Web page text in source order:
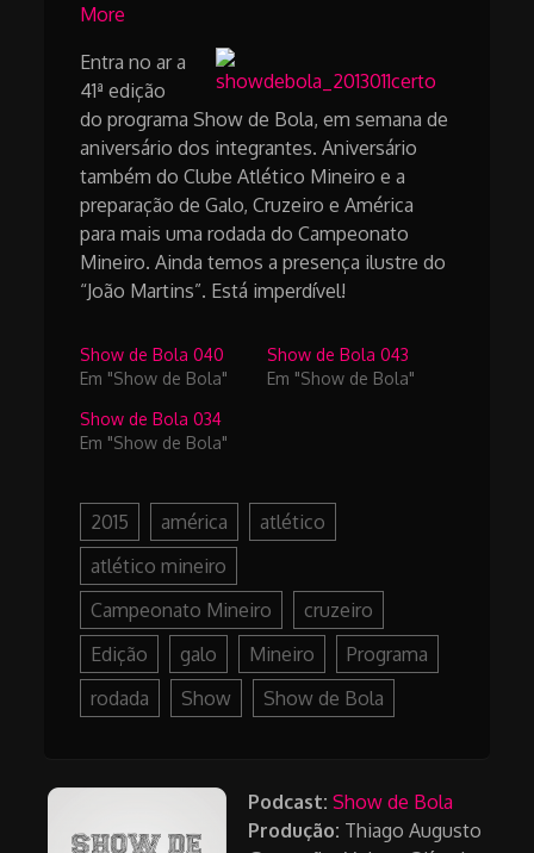
More
Entra no ar a
41ª edição
do programa Show de Bola, em semana de
aniversário dos integrantes. Aniversário
também do Clube Atlético Mineiro e a
preparação de Galo, Cruzeiro e América
para mais uma rodada do Campeonato
Mineiro. Ainda temos a presença ilustre do
“João Martins”. Está imperdível!
Show de Bola 040
Em "Show de Bola"
Show de Bola 043
Em "Show de Bola"
Show de Bola 034
Em "Show de Bola"
2015 américa
atlético
atlético mineiro
Campeonato Mineiro
cruzeiro
Edição
galo Mineiro
Programa
rodada
Show Show de Bola
Podcast: Show de Bola
Produção: Thiago Augusto